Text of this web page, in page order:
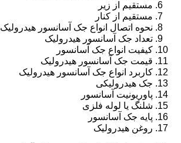
مستقیم از زیر
مستقیم از کنار
نحوه اتصال انواع جک آسانسور هیدرولیک
تعداد جک آسانسور هیدرولیک
کیفیت انواع جک آسانسور
قیمت جک آسانسور هیدرولیک
کاربرد انواع جک آسانسور هیدرولیک
جک هیدرولیکی
پاوریونیت آسانسور
شلنگ یا لوله فلزی
پایه جک آسانسور
روغن هیدرولیک